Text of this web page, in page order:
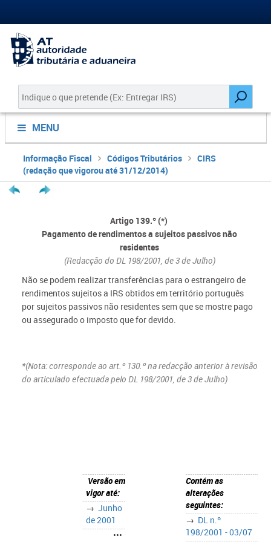
MENU
Informação Fiscal Códigos Tributários
CIRS
(redação que vigorou até 31/12/2014)
Artigo 139.º (*)
Pagamento de rendimentos a sujeitos passivos não
residentes
(Redacção do DL 198/2001, de 3 de Julho)
Não se podem realizar transferências para o estrangeiro de
rendimentos sujeitos a IRS obtidos em território português
por sujeitos passivos não residentes sem que se mostre pago
ou assegurado o imposto que for devido.
*(Nota:corresponde ao art.º 130.º na redacção anterior à revisão
do articulado efectuada pelo DL 198/2001, de 3 de Julho)
Versão em
vigor até:
→ Junho
de 2001
•••
Contém as
alterações
seguintes:
→ DL n.º
198/2001 - 03/07